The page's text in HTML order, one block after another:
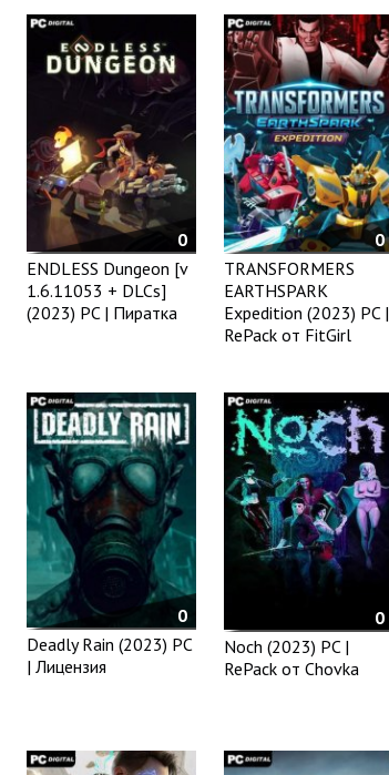
0
ENDLESS Dungeon [v
1.6.11053 + DLCs]
(2023) PC | Пиратка
0
TRANSFORMERS
EARTHSPARK
Expedition (2023) PC |
RePack от FitGirl
0
Deadly Rain (2023) PC
| Лицензия
0
Noch (2023) PC |
RePack от Chovka